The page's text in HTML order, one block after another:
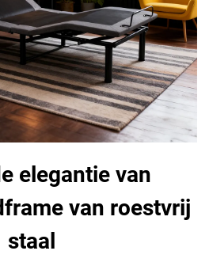
elegantie van
van roestvrij
staal